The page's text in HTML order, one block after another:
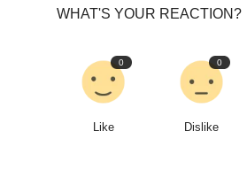
WHAT'S YOUR REACTION?
0
Like
0
Dislike